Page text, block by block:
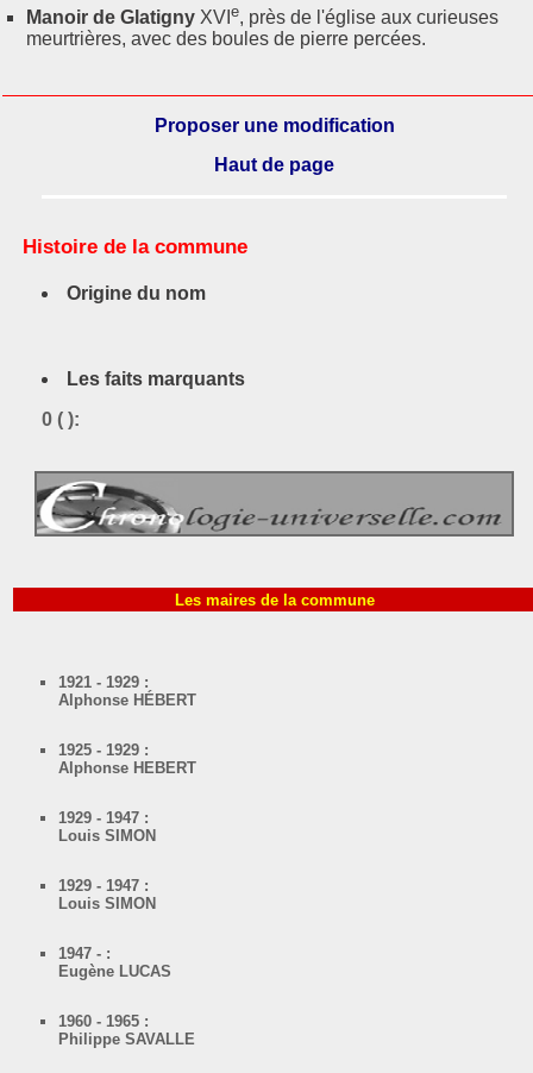
Manoir de Glatigny XVI e, près de l'église aux curieuses
meurtrières, avec des boules de pierre percées.
Proposer une modification
Haut de page
Histoire de la commune
Origine du nom
Les faits marquants
0 ( ):
Les maires de la commune
1921 - 1929 :
Alphonse HÉBERT
1925 - 1929 :
Alphonse HEBERT
1929 - 1947 :
Louis SIMON
1929 - 1947 :
Louis SIMON
1947 - :
Eugène LUCAS
1960 - 1965 :
Philippe SAVALLE